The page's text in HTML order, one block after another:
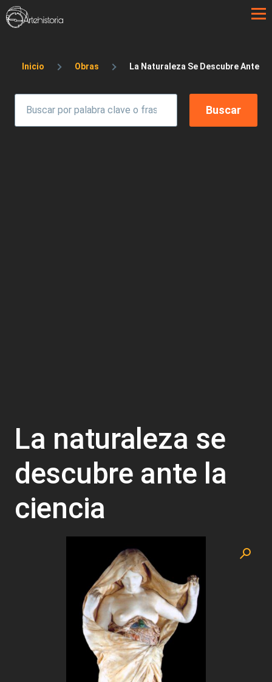
Pasar al contenido principal
Sobrescribir enlaces de ayuda a la
Inicio Obras La Naturaleza Se Descubre Ante
La naturaleza se
descubre ante la
ciencia